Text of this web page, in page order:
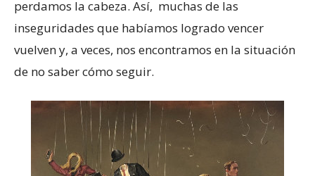
perdamos la cabeza. Así, muchas de las
inseguridades que habíamos logrado vencer
vuelven y, a veces, nos encontramos en la situación
de no saber cómo seguir.